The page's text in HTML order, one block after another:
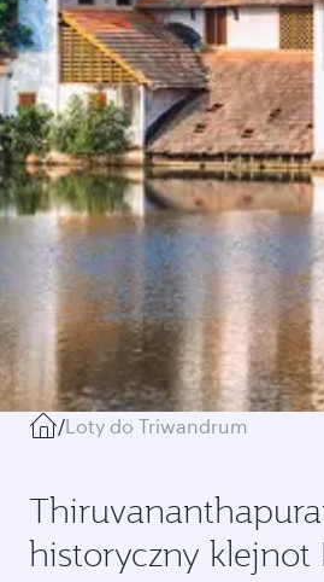
/Loty do Triwandrum
historyczny klejnot